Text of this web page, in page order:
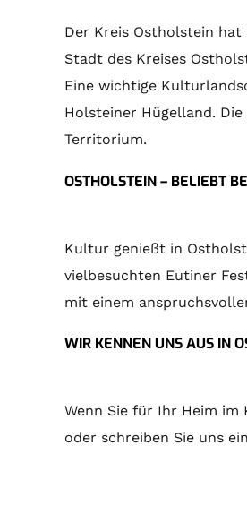
Der Kreis Ostholstein hat
Stadt des Kreises
Eine wichtige
Holsteiner Hügelland.
Territorium.
OSTHOLSTEIN – BELIEBT
Kultur genießt in
vielbesuchten Eutiner
mit einem
WIR KENNEN UNS AUS IN
Wenn Sie für Ihr Heim im
oder schreiben Sie uns